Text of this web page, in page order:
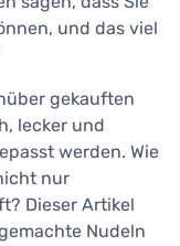
und das viel
gekauften
lecker und
werden. Wie
nur
Dieser Artikel
Nudeln